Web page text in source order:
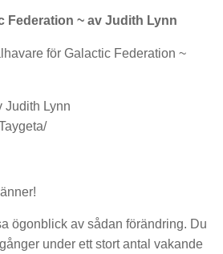
Federation ~ av Judith Lynn
för Galactic Federation ~
Judith Lynn
ögonblick av sådan förändring. Du
under ett stort antal vakande